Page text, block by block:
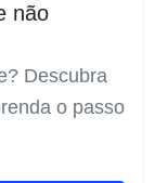
não
Descubra
o passo